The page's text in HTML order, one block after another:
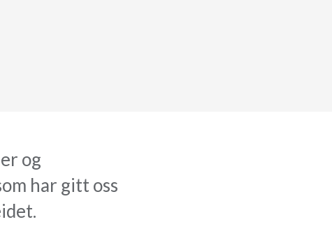
og
har gitt oss